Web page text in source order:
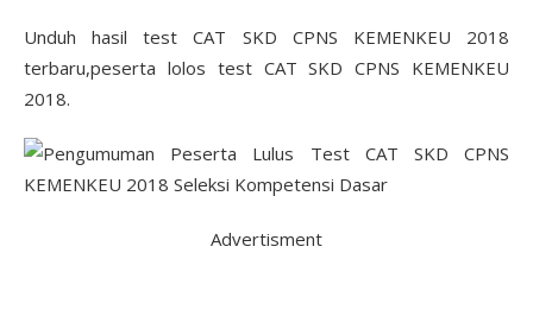
Unduh hasil test CAT SKD CPNS KEMENKEU 2018
terbaru,peserta lolos test CAT SKD CPNS KEMENKEU
2018.
Advertisment